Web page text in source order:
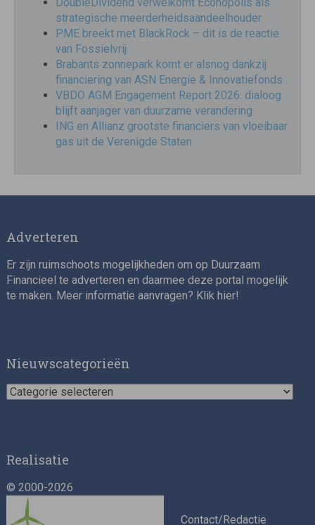
DoubleDividend verwelkomt Econopolis als
strategische meerderheidsaandeelhouder
PME breekt met BlackRock – dit is de reactie
van Fossielvrij
Brabants zonnepark komt er alsnog dankzij
financiering van ASN Energie & Innovatiefonds
VBDO AGM Engagement Report 2026: dialoog
blijft aanjager van duurzame verandering
ING en Allianz grootste financiers van vloeibaar
gas uit de Verenigde Staten
Adverteren
Er zijn ruimschoots mogelijkheden om op Duurzaam
Financieel te adverteren en daarmee deze portal mogelijk
te maken. Meer informatie aanvragen? Klik hier!
Nieuwscategorieën
Nieuwscategorieën
Realisatie
© 2000-2026
Contact/Redactie